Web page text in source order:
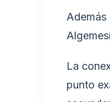
Además
La
punto